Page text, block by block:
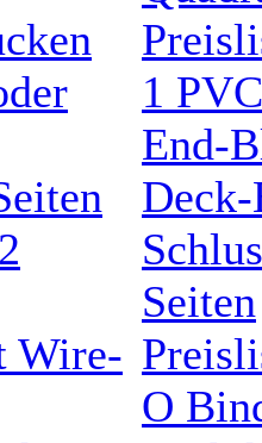
2
Wire-
1 PVC
End-
Seiten
O